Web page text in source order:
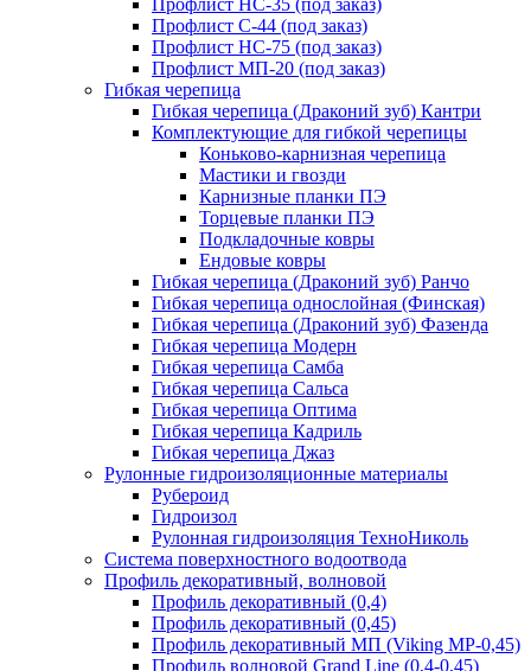
Профлист С-44 (под заказ)
Профлист НС-75 (под заказ)
Профлист МП-20 (под заказ)
Гибкая черепица
Гибкая черепица (Драконий зуб) Кантри
Комплектующие для гибкой черепицы
Коньково-карнизная черепица
Мастики и гвозди
Карнизные планки ПЭ
Торцевые планки ПЭ
Подкладочные ковры
Ендовые ковры
Гибкая черепица (Драконий зуб) Ранчо
Гибкая черепица однослойная (Финская)
Гибкая черепица (Драконий зуб) Фазенда
Гибкая черепица Модерн
Гибкая черепица Самба
Гибкая черепица Сальса
Гибкая черепица Оптима
Гибкая черепица Кадриль
Гибкая черепица Джаз
Рулонные гидроизоляционные материалы
Рубероид
Гидроизол
Рулонная гидроизоляция ТехноНиколь
Система поверхностного водоотвода
Профиль декоративный, волновой
Профиль декоративный (0,4)
Профиль декоративный (0,45)
Профиль декоративный МП (Viking MP-0,45)
Профиль волновой Grand Line (0,4-0,45)